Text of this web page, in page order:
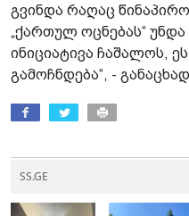
გვინდა რაღაც
„ქართულ ოცნებას“
ინიციატივა ჩაშალოს,
გამოჩნდება“, -
SS.GE